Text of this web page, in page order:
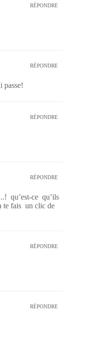
RÉPONDRE
RÉPONDRE
passe!
RÉPONDRE
RÉPONDRE
qu’est-ce qu’ils
fais un clic de
RÉPONDRE
RÉPONDRE